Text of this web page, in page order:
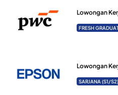
Lowongan
FRESH
Lowongan
SARJANA (S1/S2)